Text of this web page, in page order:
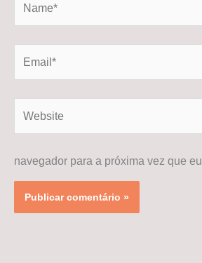
navegador para a próxima vez que